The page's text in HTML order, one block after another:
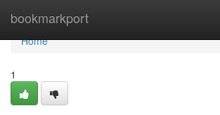
bookmarkport
Home
Home
1